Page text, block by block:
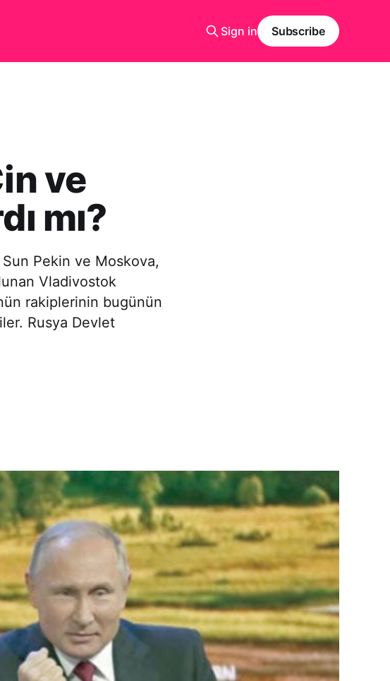
Sign in Subscribe
ve
mı?
Pekin ve Moskova,
Vladivostok
rakiplerinin bugünün
Rusya Devlet